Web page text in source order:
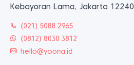
Kebayoran Lama, Jakarta 12240
(021) 5088 2965
(0812) 8030 3812
hello@yoona.id